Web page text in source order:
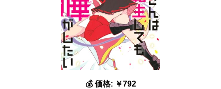
💰 価格: ￥792